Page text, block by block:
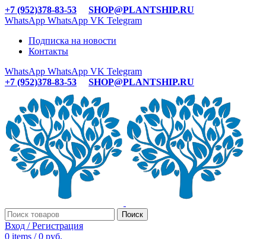
+7 (952)378-83-53
SHOP@PLANTSHIP.RU
WhatsApp WhatsApp VK Telegram
Подписка на новости
Контакты
WhatsApp WhatsApp VK Telegram
+7 (952)378-83-53
SHOP@PLANTSHIP.RU
Поиск
Вход / Регистрация
0 items / 0 руб.